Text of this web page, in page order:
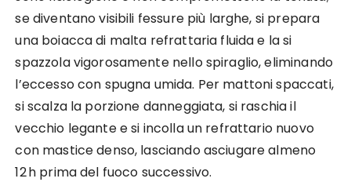
se diventano visibili fessure più larghe, si prepara
una boiacca di malta refrattaria fluida e la si
spazzola vigorosamente nello spiraglio, eliminando
l’eccesso con spugna umida. Per mattoni spaccati,
si scalza la porzione danneggiata, si raschia il
vecchio legante e si incolla un refrattario nuovo
con mastice denso, lasciando asciugare almeno
12 h prima del fuoco successivo.